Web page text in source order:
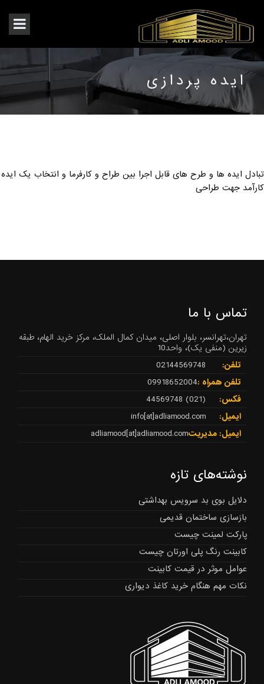
ایده پردازی
تبادل ایده ها و طرح های قابل اجرا بین طراح و کارفرما و انتخاب یک ایده
کارآمد جهت طراحی
تماس با ما
تهران،تهرانسر، بلوار اصلی، میدان کمال الملک، مرکز خرید الهام، طبقه
زیرین (منفی یک)، واحد10
تلفن:
02144569748
تلفن همراه :09918652004
فکس:
(021) 44569748
ایمیل:
info[at]adliamood.com
ایمیل: مدیریتadliamood[at]adliamood.com
نوشته‌های تازه
دلایل بوی بد سرویس بهداشتی
بازسازی ساختمان قدیمی
پارکت لمینت چیست
کابینت رنگ پلی اورتان چیست
عوامل موثر در قیمت کابینت
نکات مهم هنگام خرید کاغذ دیواری